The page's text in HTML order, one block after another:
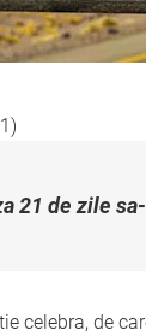
1)
21 de zile
celebra, de